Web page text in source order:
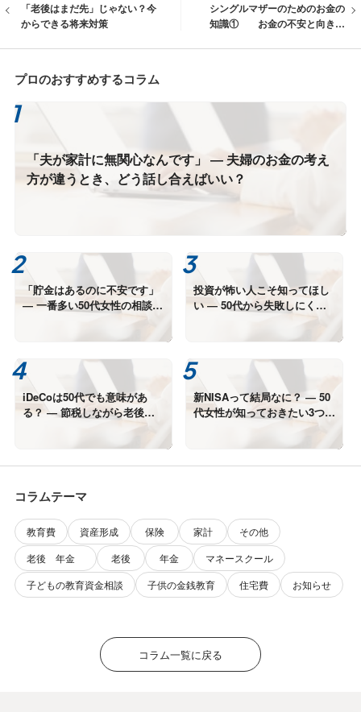
「老後はまだ先」じゃない？今
からできる将来対策
シングルマザーのためのお金の
知識① お金の不安と向き合
プロのおすすめするコラム
「夫が家計に無関心なんです」 ― 夫婦のお金の考え
方が違うとき、どう話し合えばいい？
「貯金はあるのに不安です」
― 一番多い50代女性の相談か
ら見えてきた“本当の悩み”
投資が怖い人こそ知ってほし
い ― 50代から失敗しにくい
iDeCoは50代でも意味があ
る？ ― 節税しながら老後資
新NISAって結局なに？ ― 50
代女性が知っておきたい3つの
コラムテーマ
教育費 資産形成 保険 家計
その他
老後 年金
老後 年金
マネースクール
子どもの教育資金相談
子供の金銭教育 住宅費 お知らせ
コラム一覧に戻る